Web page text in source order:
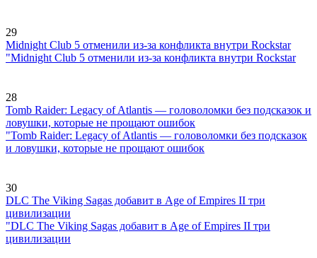
29
Midnight Club 5 отменили из-за конфликта внутри Rockstar
"Midnight Club 5 отменили из-за конфликта внутри Rockstar
28
Tomb Raider: Legacy of Atlantis — головоломки без подсказок и
ловушки, которые не прощают ошибок
"Tomb Raider: Legacy of Atlantis — головоломки без подсказок
и ловушки, которые не прощают ошибок
30
DLC The Viking Sagas добавит в Age of Empires II три
цивилизации
"DLC The Viking Sagas добавит в Age of Empires II три
цивилизации